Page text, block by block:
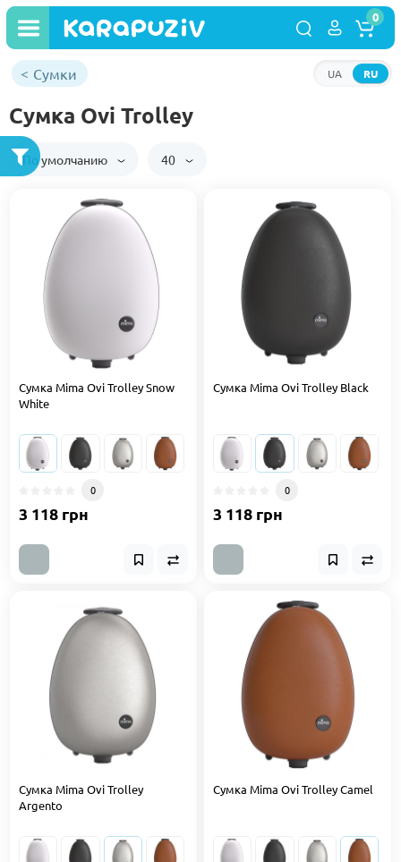
RU
UA
0
Сумки
Сумка Ovi Trolley
По умолчанию 40
Сумка Mima Ovi Trolley Snow
White
0
3 118 грн
Сумка Mima Ovi Trolley Black
0
3 118 грн
Сумка Mima Ovi Trolley
Argento
Сумка Mima Ovi Trolley Camel